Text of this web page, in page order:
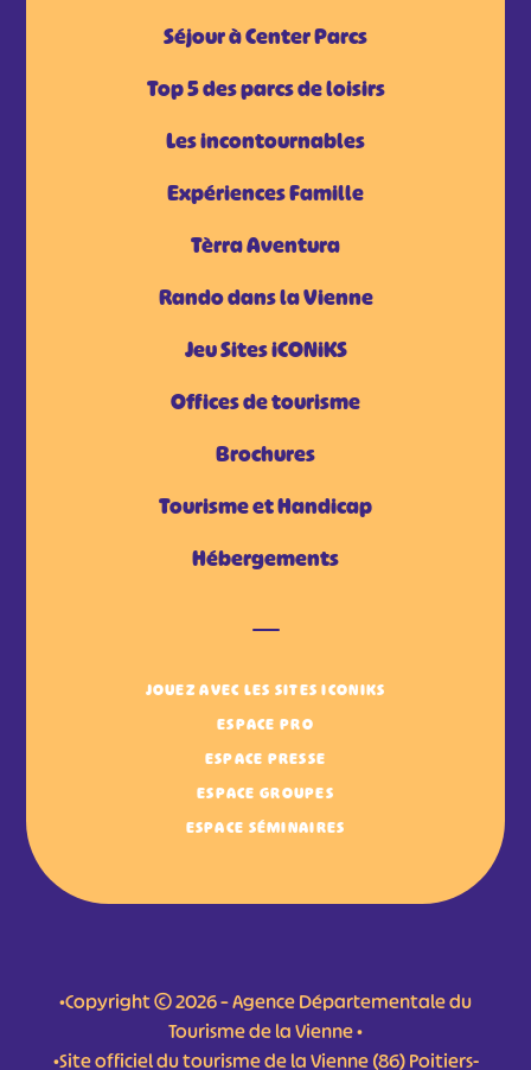
Séjour à Center Parcs
Top 5 des parcs de loisirs
Les incontournables
Expériences Famille
Tèrra Aventura
Rando dans la Vienne
Jeu Sites iCONiKS
Offices de tourisme
Brochures
Tourisme et Handicap
Hébergements
JOUEZ AVEC LES SITES ICONIKS
ESPACE PRO
ESPACE PRESSE
ESPACE GROUPES
ESPACE SÉMINAIRES
•Copyright © 2026 – Agence Départementale du
Tourisme de la Vienne •
•Site officiel du tourisme de la Vienne (86) Poitiers-